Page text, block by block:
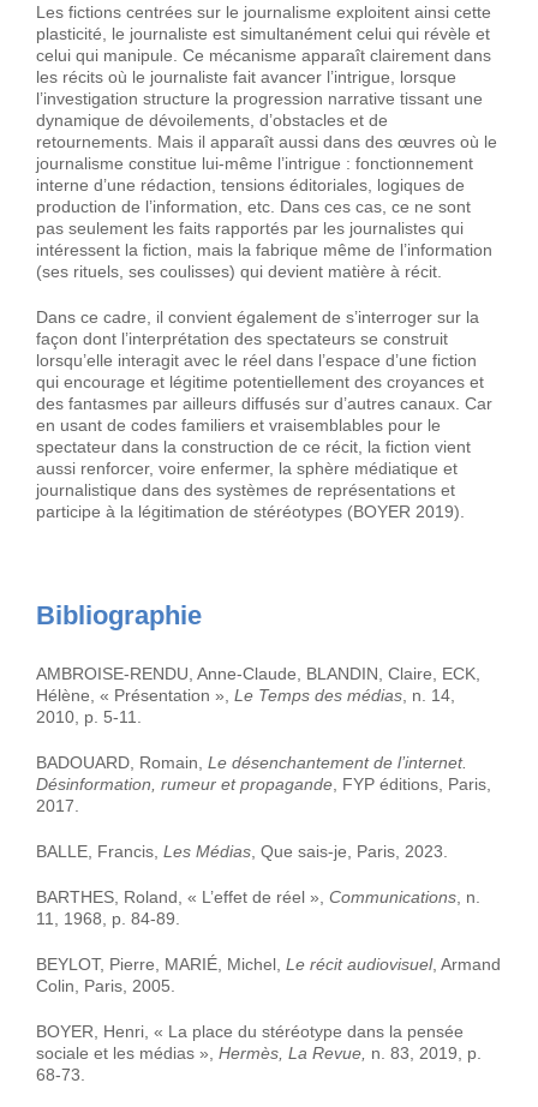
Les fictions centrées sur le journalisme exploitent ainsi cette
plasticité, le journaliste est simultanément celui qui révèle et
celui qui manipule. Ce mécanisme apparaît clairement dans
les récits où le journaliste fait avancer l’intrigue, lorsque
l’investigation structure la progression narrative tissant une
dynamique de dévoilements, d’obstacles et de
retournements. Mais il apparaît aussi dans des œuvres où le
journalisme constitue lui-même l’intrigue : fonctionnement
interne d’une rédaction, tensions éditoriales, logiques de
production de l’information, etc. Dans ces cas, ce ne sont
pas seulement les faits rapportés par les journalistes qui
intéressent la fiction, mais la fabrique même de l’information
(ses rituels, ses coulisses) qui devient matière à récit.
Dans ce cadre, il convient également de s’interroger sur la
façon dont l’interprétation des spectateurs se construit
lorsqu’elle interagit avec le réel dans l’espace d’une fiction
qui encourage et légitime potentiellement des croyances et
des fantasmes par ailleurs diffusés sur d’autres canaux. Car
en usant de codes familiers et vraisemblables pour le
spectateur dans la construction de ce récit, la fiction vient
aussi renforcer, voire enfermer, la sphère médiatique et
journalistique dans des systèmes de représentations et
participe à la légitimation de stéréotypes (BOYER 2019).
Bibliographie
AMBROISE-RENDU, Anne-Claude, BLANDIN, Claire, ECK,
Hélène, « Présentation », Le Temps des médias , n. 14,
2010, p. 5-11.
BADOUARD, Romain, Le désenchantement de l’internet.
Désinformation, rumeur et propagande , FYP éditions, Paris,
2017.
BALLE, Francis, Les Médias , Que sais-je, Paris, 2023.
BARTHES, Roland, « L’effet de réel », Communications , n.
11, 1968, p. 84-89.
BEYLOT, Pierre, MARIÉ, Michel, Le récit audiovisuel, Armand
Colin, Paris, 2005.
BOYER, Henri, « La place du stéréotype dans la pensée
sociale et les médias », Hermès, La Revue, n. 83, 2019, p.
68-73.